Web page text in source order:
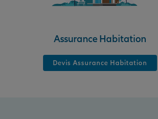
Assurance Habitation
Devis Assurance Habitation